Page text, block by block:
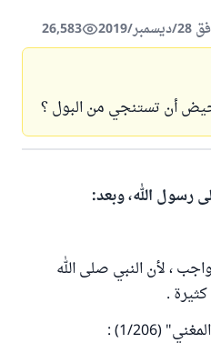
26,583
أن تستنجي من البول ؟
رسول الله، وبعد:
، لأن النبي صلى الله
.
(1/206) :